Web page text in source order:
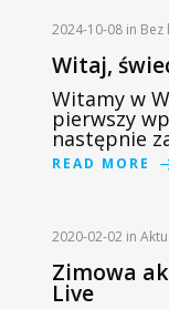
2024-10-08in Bez
Witaj,
Witamy w
pierwszy
następnie
READ MORE
2020-02-02in
Zimowa
Live